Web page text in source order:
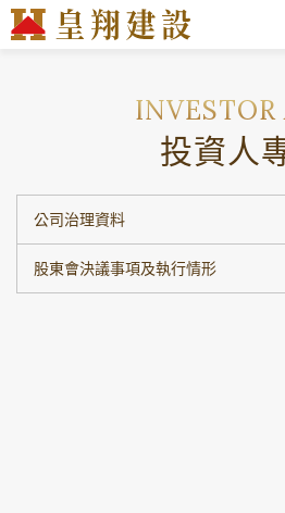
投資人
公司治理資料
股東會決議事項及執行情形